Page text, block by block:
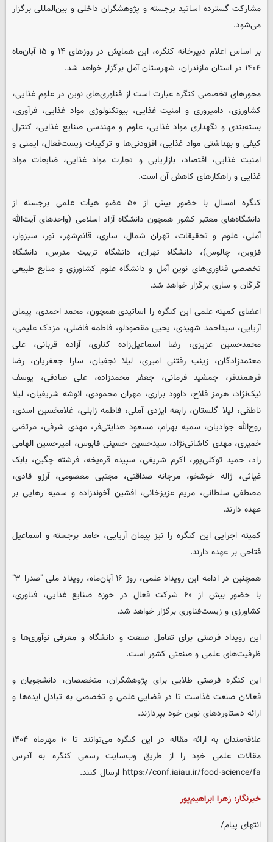
مشارکت گسترده اساتید برجسته و پژوهشگران داخلی و بین‌المللی برگزار
می‌شود.
بر اساس اعلام دبیرخانه کنگره، این همایش در روزهای ۱۴ و ۱۵ آبان‌ماه
۱۴۰۴ در استان مازندران، شهرستان آمل برگزار خواهد شد.
محورهای تخصصی کنگره عبارت است از فناوری‌های نوین در علوم غذایی،
کشاورزی، دامپروری و امنیت غذایی، بیوتکنولوژی مواد غذایی، فرآوری،
بسته‌بندی و نگهداری مواد غذایی، علوم و مهندسی صنایع غذایی، کنترل
کیفی و بهداشتی مواد غذایی، افزودنی‌ها و ترکیبات زیست‌فعال، ایمنی و
امنیت غذایی، اقتصاد، بازاریابی و تجارت مواد غذایی، ضایعات مواد
غذایی و راهکارهای کاهش آن است.
کنگره امسال با حضور بیش از ۵۰ عضو هیأت علمی برجسته از
دانشگاه‌های معتبر کشور همچون دانشگاه آزاد اسلامی (واحدهای آیت‌الله
آملی، علوم و تحقیقات، تهران شمال، ساری، قائم‌شهر، نور، سبزوار،
قزوین، چالوس)، دانشگاه تهران، دانشگاه تربیت مدرس، دانشگاه
تخصصی فناوری‌های نوین آمل و دانشگاه علوم کشاورزی و منابع طبیعی
گرگان و ساری برگزار خواهد شد.
اعضای کمیته علمی این کنگره را اساتیدی همچون، محمد احمدی، پیمان
آریایی، سیداحمد شهیدی، یحیی مقصودلو، فاطمه فاضلی، مزدک علیمی،
محمدحسین عزیزی، رضا اسماعیل‌زاده کناری، آزاده قربانی، علی
معتمدزادگان، زینب رفتنی امیری، لیلا نجفیان، سارا جعفریان، رضا
فرهمندفر، جمشید فرمانی، جعفر محمدزاده، علی صادقی، یوسف
نیک‌نژاد، هرمز فلاح، داوود براری، مهران محمودی، انوشه شریفیان، لیلا
ناطقی، لیلا گلستان، رابعه ایزدی آملی، فاطمه زابلی، غلامخسین اسدی،
روح‌الله جوادیان، سمیه بهرام، مسعود هدایتی‌فر، مهدی شرفی، مرتضی
خمیری، مهدی کاشانی‌نژاد، سیدحسین حسینی قابوس، امیرحسین الهامی
راد، حمید توکلی‌پور، اکرم شریفی، سپیده قره‌یخه، فرشته چگین، بابک
غیاثی، ژاله خوشخو، مرجانه صداقتی، مجتبی معصومی، آرزو قادی،
مصطفی سلطانی، مریم عزیزخانی، افشین آخوندزاده و سمیه رهایی بر
عهده دارند.
کمیته اجرایی این کنگره را نیز پیمان آریایی، حامد برجسته و اسماعیل
فتاحی بر عهده دارند.
همچنین در ادامه این رویداد علمی، روز ۱۶ آبان‌ماه، رویداد ملی "صدرا ۳"
با حضور بیش از ۶۰ شرکت فعال در حوزه صنایع غذایی، فناوری،
کشاورزی و زیست‌فناوری برگزار خواهد شد.
این رویداد فرصتی برای تعامل صنعت و دانشگاه و معرفی نوآوری‌ها و
ظرفیت‌های علمی و صنعتی کشور است.
این کنگره فرصتی طلایی برای پژوهشگران، متخصصان، دانشجویان و
فعالان صنعت غذاست تا در فضایی علمی و تخصصی به تبادل ایده‌ها و
ارائه دستاوردهای نوین خود بپردازند.
علاقه‌مندان به ارائه مقاله در این کنگره می‌توانند تا ۱۰ مهرماه ۱۴۰۴
مقالات علمی خود را از طریق وب‌سایت رسمی کنگره به آدرس
https://conf.iaiau.ir/food-science/fa ارسال کنند.
خبرنگار: زهرا ابراهیم‌پور
انتهای پیام/